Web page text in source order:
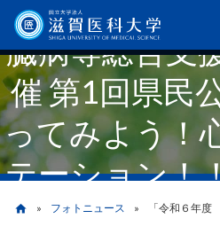
ン
コ
ン
テ
ン
ツ
「令和６年
臓病等総合支
催 第1回県民
ってみよう！
テーション！
しま
home フォトニュース 「令和６年度 脳卒中・心臓病等総合支援